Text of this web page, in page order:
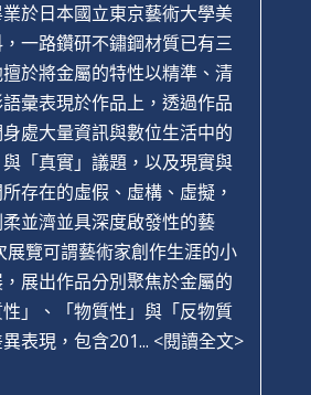
於日本國立東京藝術大學美
一路鑽研不鏽鋼材質已有三
於將金屬的特性以精準、清
彙表現於作品上，透過作品
處大量資訊與數位生活中的
與「真實」議題，以及現實與
存在的虛假、虛構、虛擬，
並濟並具深度啟發性的藝
展覽可謂藝術家創作生涯的小
展出作品分別聚焦於金屬的
性」、「物質性」與「反物質
表現，包含201... <閱讀全文>